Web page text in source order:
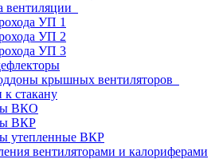
вентиляции
УП 1
УП 2
УП 3
крышных вентиляторов
стакану
ВКО
ВКР
утепленные ВКР
вентиляторами и калориферами